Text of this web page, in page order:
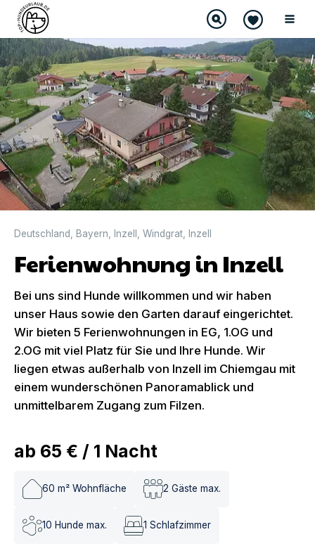
Deutschland Bayern Inzell Windgrat Inzell
Ferienwohnung in Inzell
Bei uns sind Hunde willkommen und wir haben
unser Haus sowie den Garten darauf eingerichtet.
Wir bieten 5 Ferienwohnungen in EG, 1.OG und
2.OG mit viel Platz für Sie und Ihre Hunde. Wir
liegen etwas außerhalb von Inzell im Chiemgau mit
einem wunderschönen Panoramablick und
unmittelbarem Zugang zum Filzen.
ab 65 € / 1 Nacht
60 m² Wohnfläche 2 Gäste max.
10 Hunde max. 1 Schlafzimmer